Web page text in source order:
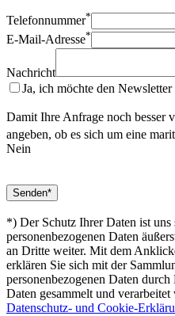
Telefonnummer*
E-Mail-Adresse*
Nachricht
Ja, ich möchte den Newsletter
Damit Ihre Anfrage noch besser
angeben, ob es sich um eine
Nein
*) Der Schutz Ihrer Daten ist
personenbezogenen Daten
an Dritte weiter. Mit dem
erklären Sie sich mit der
personenbezogenen Daten
Daten gesammelt und
Datenschutz- und Cookie-